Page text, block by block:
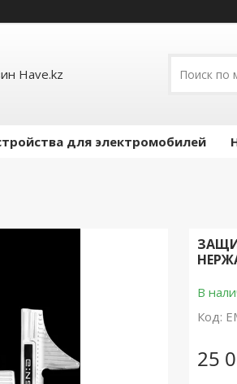
Have.kz
для электромобилей
В
Код:
25